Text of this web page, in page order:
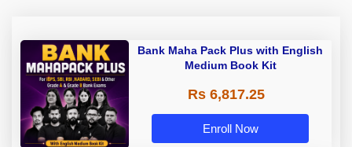
Bank Maha Pack Plus with English
Medium Book Kit
Rs 6,817.25
Enroll Now